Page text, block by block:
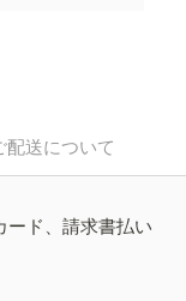
配送について
ード、請求書払い